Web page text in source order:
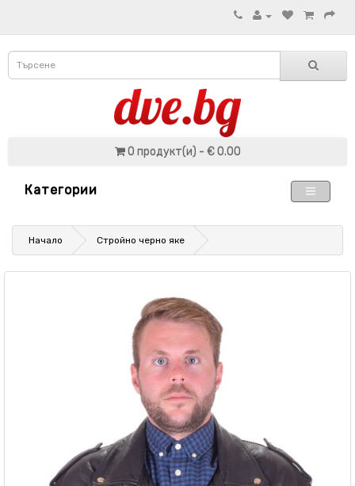
0 продукт(и) - € 0.00
Категории
Начало Стройно черно яке